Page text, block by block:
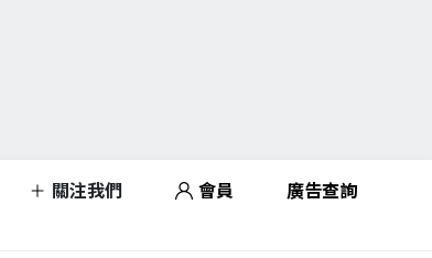
關注我們 會員 廣告查詢